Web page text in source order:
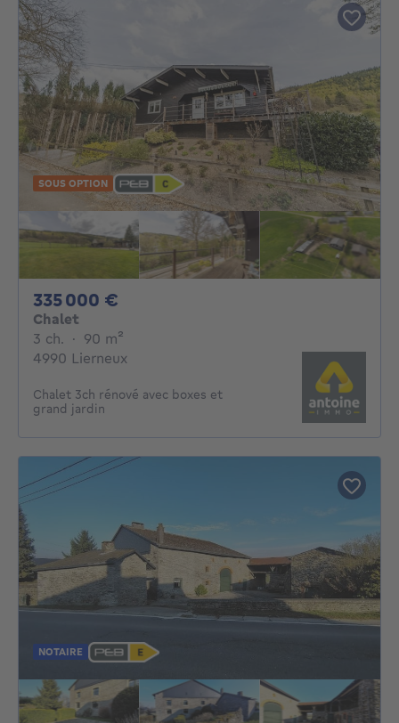
SOUS OPTION
335 000 €
Chalet
3 ch. 3 chambres
· 90 m²
4990 Lierneux
Chalet 3ch rénové avec boxes et
grand jardin
NOTAIRE